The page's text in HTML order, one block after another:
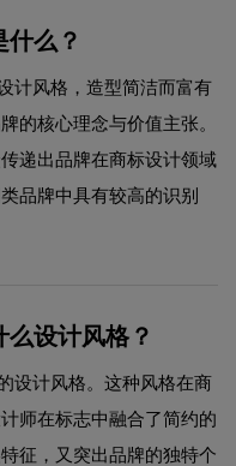
什么？
计风格，造型简洁而富有
的核心理念与价值主张。
递出品牌在商标设计领域
品牌中具有较高的识别
么设计风格？
设计风格。这种风格在商
师在标志中融合了简约的
征，又突出品牌的独特个